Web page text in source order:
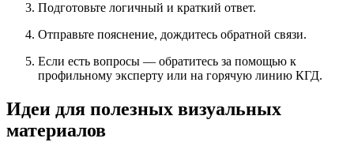
Подготовьте логичный и краткий ответ.
Отправьте пояснение, дождитесь обратной связи.
Если есть вопросы — обратитесь за помощью к
профильному эксперту или на горячую линию КГД.
Идеи для полезных визуальных
материалов